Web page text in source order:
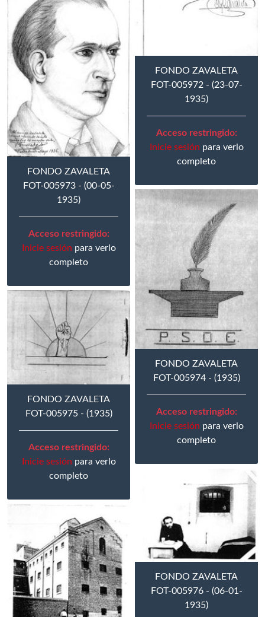
FONDO ZAVALETA
FOT-005972 - (23-07-
1935)
Acceso restringido:
Inicie sesión para verlo
completo
FONDO ZAVALETA
FOT-005973 - (00-05-
1935)
Acceso restringido:
Inicie sesión para verlo
completo
FONDO ZAVALETA
FOT-005974 - (1935)
Acceso restringido:
Inicie sesión para verlo
completo
FONDO ZAVALETA
FOT-005975 - (1935)
Acceso restringido:
Inicie sesión para verlo
completo
FONDO ZAVALETA
FOT-005976 - (06-01-
1935)